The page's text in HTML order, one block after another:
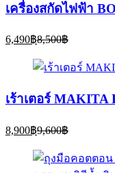
เครื่องสกัดไฟฟ้า
6,490฿Current
price
is:
6,490฿.
8,500฿
was:
8,500฿.
เร้าเตอร์ MAKITA
8,900฿Current
price
is:
8,900฿.
9,600฿
9,600฿.